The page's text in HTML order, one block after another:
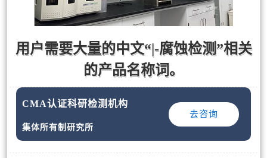
用户需要大量的中文“|-腐蚀检测”相关
的产品名称词。
CMA认证科研检测机构
集体所有制研究所
去咨询